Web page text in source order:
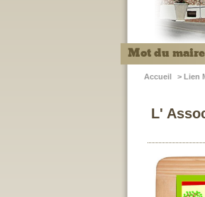
Mot du maire
Accueil > Lien
L'